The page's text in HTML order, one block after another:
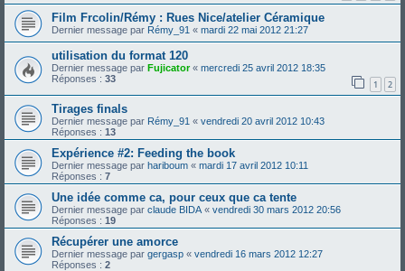
Film Frcolin/Rémy : Rues Nice/atelier Céramique
Dernier message par Rémy_91 « mardi 22 mai 2012 21:27
utilisation du format 120
Dernier message par Fujicator« mercredi 25 avril 2012 18:35
Réponses : 33 1 2
Tirages finals
Dernier message par Rémy_91 « vendredi 20 avril 2012 10:43
Réponses : 13
Expérience #2: Feeding the book
Dernier message par hariboum « mardi 17 avril 2012 10:11
Réponses : 7
Une idée comme ca, pour ceux que ca tente
Dernier message par claude BIDA « vendredi 30 mars 2012 20:56
Réponses : 19
Récupérer une amorce
Dernier message par gergasp « vendredi 16 mars 2012 12:27
Réponses : 2